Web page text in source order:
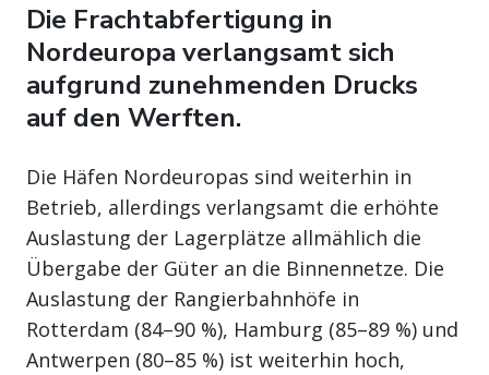
Die Frachtabfertigung in
Nordeuropa verlangsamt sich
aufgrund zunehmenden Drucks
auf den Werften.
Die Häfen Nordeuropas sind weiterhin in
Betrieb, allerdings verlangsamt die erhöhte
Auslastung der Lagerplätze allmählich die
Übergabe der Güter an die Binnennetze. Die
Auslastung der Rangierbahnhöfe in
Rotterdam (84–90 %), Hamburg (85–89 %) und
Antwerpen (80–85 %) ist weiterhin hoch,